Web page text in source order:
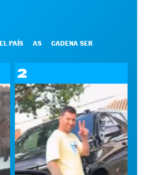
EL PAÍS AS CADENA SER
2